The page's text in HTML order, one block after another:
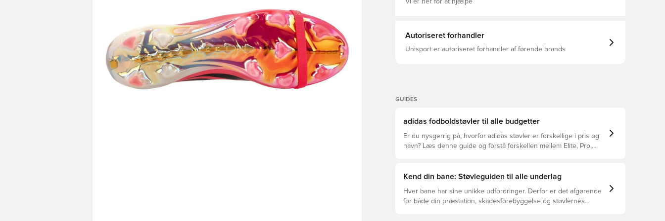
adidas. Almindelig pasform Snørebånd PRIMEKNIT-overdel
Syntetisk indersål Syntetisk ydersål til fast underlag Nanostrike+-
mesh med gummigrebselementer Let Strikeframe-plade Vægt:
Vi er her for at hjælpe
Autoriseret forhandler
Unisport er autoriseret forhandler af førende brands
GUIDES
adidas fodboldstøvler til alle budgetter
Er du nysgerrig på, hvorfor adidas støvler er forskellige i pris og
navn? Læs denne guide og forstå forskellen mellem Elite, Pro,
Kend din bane: Støvleguiden til alle underlag
Hver bane har sine unikke udfordringer. Derfor er det afgørende
for både din præstation, skadesforebyggelse og støvlernes